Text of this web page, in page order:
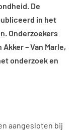
De
in het
. Onderzoekers
– Van Marle,
onderzoek en
aangesloten bij